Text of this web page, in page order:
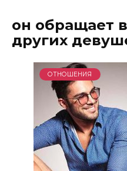
он обращает
других
ОТНОШЕНИЯ